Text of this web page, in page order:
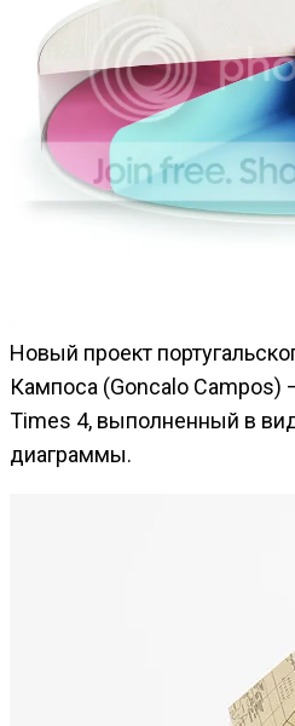
Новый проект
Кампоса (Goncalo Campos)
Times 4, выполненный в
диаграммы.